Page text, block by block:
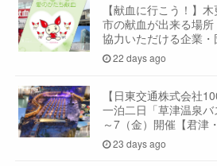
【献血に行こう！】
市の献血が出来る場
協力いただける企業・
22 days ago
【日東交通株式会社
一泊二日「草津温泉バ
～7（金）開催【君津
23 days ago